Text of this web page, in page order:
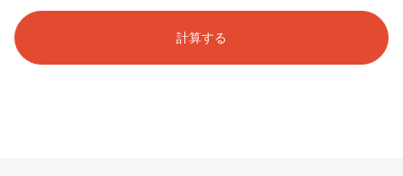
計算する